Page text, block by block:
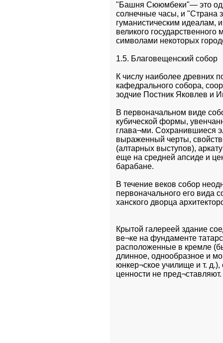
"Башня Сююмбеки"— это
солнечные часы, и "Страна
гуманистическим идеалам,
великого
символами некоторых
1.5. Благовещенский собор
К числу наиболее древних
кафедрального собора,
зодчие Постник Яковлев и
В первоначальном виде
кубической формы,
глава¬ми. Сохранившиеся
выраженный черты,
(алтарных выступов),
еще на средней апсиде и
барабане.
В течение веков собор
первоначального его вида
Крытой галереей здание
ве¬ке на фундаменте
расположенные в кремле
длинное, однообразное и
юнкер¬ское училище и т.
ценности не пред¬ставляют.